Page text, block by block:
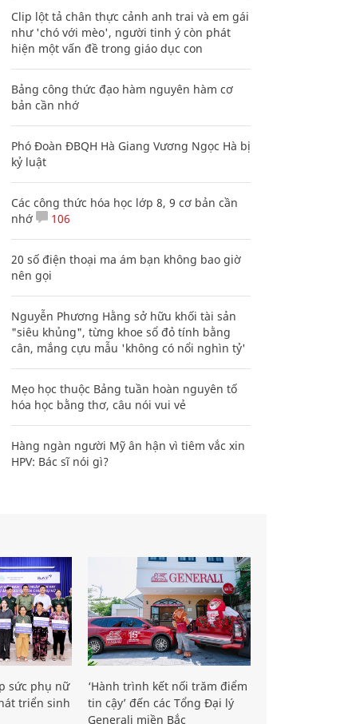
Clip lột tả chân thực cảnh anh trai và em gái
như 'chó với mèo', người tinh ý còn phát
hiện một vấn đề trong giáo dục con
Bảng công thức đạo hàm nguyên hàm cơ
bản cần nhớ
Phó Đoàn ĐBQH Hà Giang Vương Ngọc Hà bị
kỷ luật
Các công thức hóa học lớp 8, 9 cơ bản cần
nhớ
106
20 số điện thoại ma ám bạn không bao giờ
nên gọi
Nguyễn Phương Hằng sở hữu khối tài sản
"siêu khủng", từng khoe sổ đỏ tính bằng
cân, mắng cựu mẫu 'không có nổi nghìn tỷ'
Mẹo học thuộc Bảng tuần hoàn nguyên tố
hóa học bằng thơ, câu nói vui vẻ
Hàng ngàn người Mỹ ân hận vì tiêm vắc xin
HPV: Bác sĩ nói gì?
sức phụ nữ
triển sinh
‘Hành trình kết nối trăm điểm
tin cậy’ đến các Tổng Đại lý
Generali miền Bắc